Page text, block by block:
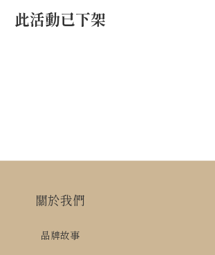
此活動已下架
關於我們
品牌故事